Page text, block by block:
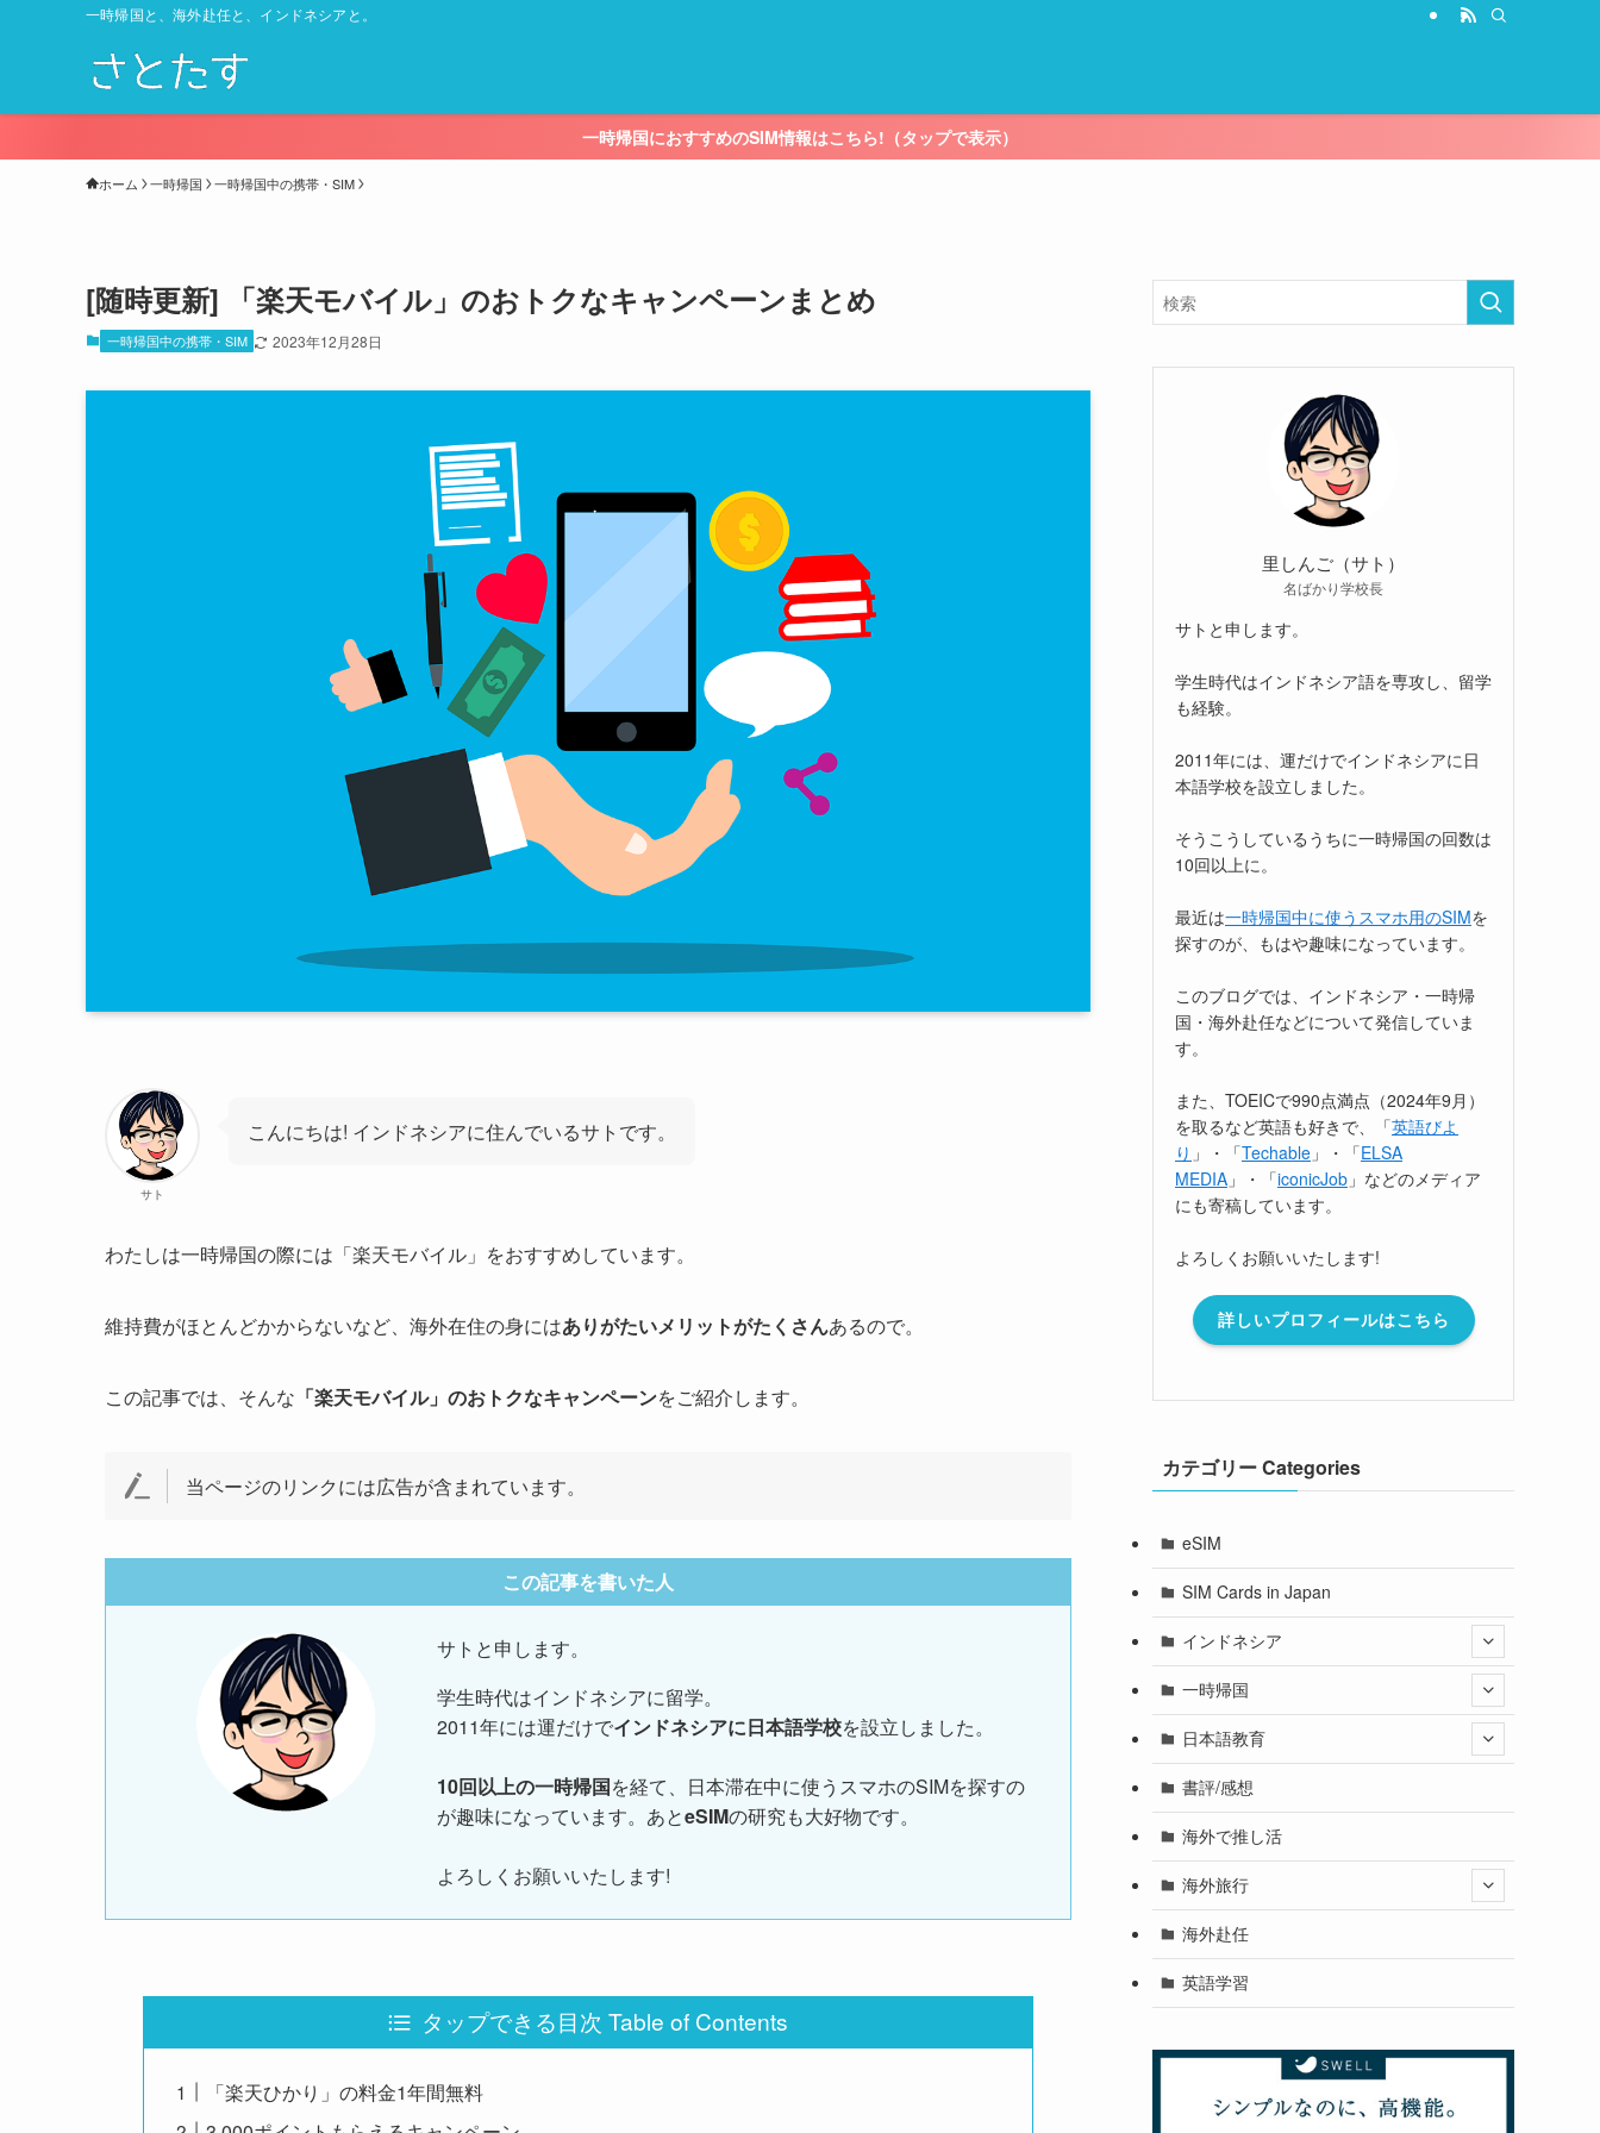
一時帰国と、海外赴任と、インドネシアと。
一時帰国におすすめのSIM情報はこちら!（タップで表示）
ホーム 一時帰国 一時帰国中の携帯・SIM
[随時更新] 「楽天モバイル」のおトクなキャンペーンまとめ
一時帰国中の携帯・SIM 2023年12月28日
サト
こんにちは! インドネシアに住んでいるサトです。
わたしは一時帰国の際には「楽天モバイル」をおすすめしています。
維持費がほとんどかからないなど、海外在住の身にはありがたいメリットがたくさんあるので。
この記事では、そんな 「楽天モバイル」のおトクなキャンペーンをご紹介します。
当ページのリンクには広告が含まれています。
この記事を書いた人
サトと申します。
学生時代はインドネシアに留学。
2011年には運だけでインドネシアに日本語学校を設立しました。
10回以上の一時帰国を経て、日本滞在中に使うスマホのSIMを探すの
が趣味になっています。あとeSIMの研究も大好物です。
よろしくお願いいたします!
タップできる目次 Table of Contents
「楽天ひかり」の料金1年間無料
里しんご（サト）
名ばかり学校長
サトと申します。
学生時代はインドネシア語を専攻し、留学
も経験。
2011年には、運だけでインドネシアに日
本語学校を設立しました。
そうこうしているうちに一時帰国の回数は
10回以上に。
最近は一時帰国中に使うスマホ用のSIMを
探すのが、もはや趣味になっています。
このブログでは、インドネシア・一時帰
国・海外赴任などについて発信していま
す。
また、TOEICで990点満点（2024年9月）
を取るなど英語も好きで、「英語びよ
り 」・「Techable 」・「ELSA
MEDIA 」・「iconicJob 」などのメディア
にも寄稿しています。
よろしくお願いいたします!
詳しいプロフィールはこちら
カテゴリー Categories
eSIM
SIM Cards in Japan
インドネシア
一時帰国
日本語教育
書評/感想
海外で推し活
海外旅行
海外赴任
英語学習